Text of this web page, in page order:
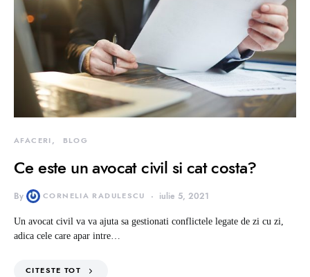
AFACERI BLOG
Ce este un avocat civil si cat costa?
By CORNELIA RADULESCU iulie 5, 2021
Un avocat civil va va ajuta sa gestionati conflictele legate de zi cu zi,
adica cele care apar intre…
CITESTE TOT